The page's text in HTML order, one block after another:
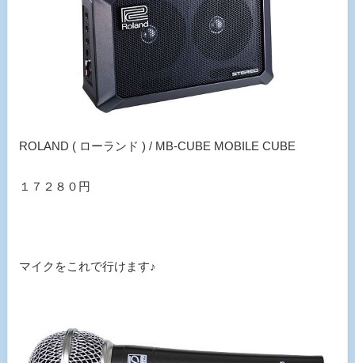
ROLAND ( ローランド ) / MB-CUBE MOBILE CUBE
１７２８０円
マイクをこれで行けます♪